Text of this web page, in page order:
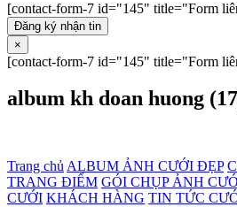
[contact-form-7 id="145" title="Form
Đăng ký nhận tin
×
[contact-form-7 id="145" title="Form
album kh doan huong
Trang chủ ALBUM ẢNH CƯỚI ĐẸP
TRANG ĐIỂM GÓI CHỤP ẢNH
CƯỚI KHÁCH HÀNG TIN TỨC